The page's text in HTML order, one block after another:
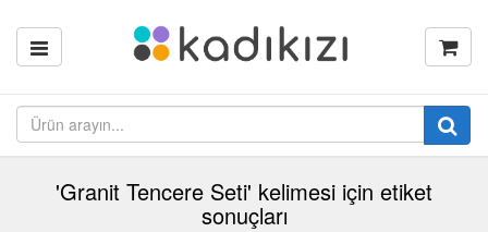
'Granit Tencere Seti' kelimesi için etiket
sonuçları